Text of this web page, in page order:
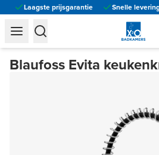
Laagste prijsgarantie Snelle
Blaufoss Evita